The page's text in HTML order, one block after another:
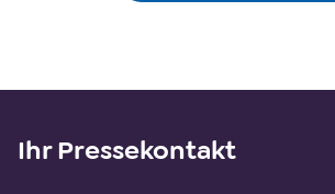
Ihr Pressekontakt